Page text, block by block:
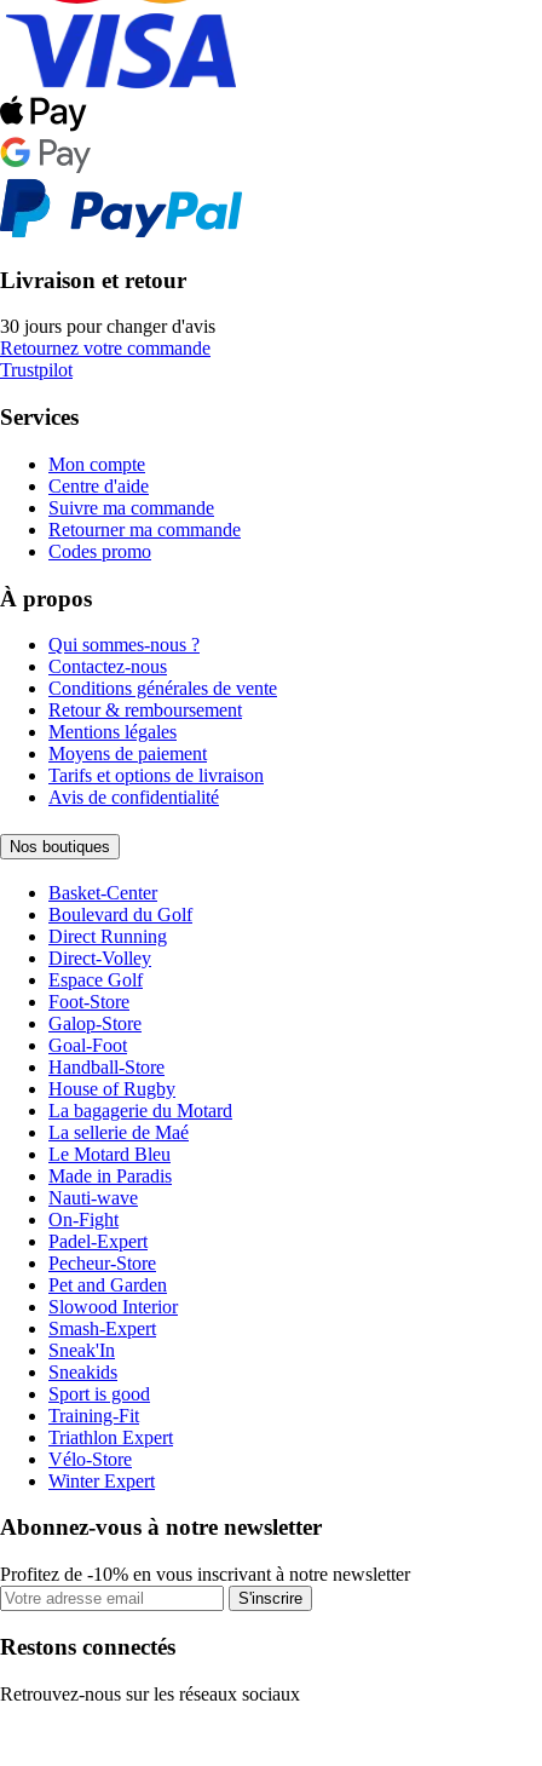
Livraison et retour
30 jours pour changer d'avis
Retournez votre commande
Trustpilot
Services
Mon compte
Centre d'aide
Suivre ma commande
Retourner ma commande
Codes promo
À propos
Qui sommes-nous ?
Contactez-nous
Conditions générales de vente
Retour & remboursement
Mentions légales
Moyens de paiement
Tarifs et options de livraison
Avis de confidentialité
Nos boutiques
Basket-Center
Boulevard du Golf
Direct Running
Direct-Volley
Espace Golf
Foot-Store
Galop-Store
Goal-Foot
Handball-Store
House of Rugby
La bagagerie du Motard
La sellerie de Maé
Le Motard Bleu
Made in Paradis
Nauti-wave
On-Fight
Padel-Expert
Pecheur-Store
Pet and Garden
Slowood Interior
Smash-Expert
Sneak'In
Sneakids
Sport is good
Training-Fit
Triathlon Expert
Vélo-Store
Winter Expert
Abonnez-vous à notre newsletter
Profitez de -10% en vous inscrivant à notre newsletter
S'inscrire
Restons connectés
Retrouvez-nous sur les réseaux sociaux